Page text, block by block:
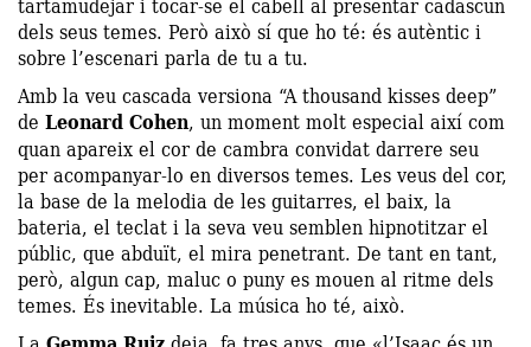
dels seus temes. Però això sí que ho té: és autèntic i
sobre l’escenari parla de tu a tu.
Amb la veu cascada versiona “A thousand kisses deep”
de Leonard Cohen, un moment molt especial així com
quan apareix el cor de cambra convidat darrere seu
per acompanyar-lo en diversos temes. Les veus del cor,
la base de la melodia de les guitarres, el baix, la
bateria, el teclat i la seva veu semblen hipnotitzar el
públic, que abduït, el mira penetrant. De tant en tant,
però, algun cap, maluc o puny es mouen al ritme dels
temes. És inevitable. La música ho té, això.